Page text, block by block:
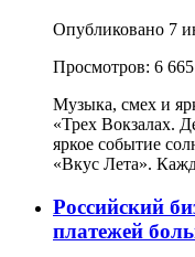
Опубликовано 7
Просмотров: 6 665
Музыка, смех и
«Трех Вокзалах.
яркое событие
«Вкус Лета».
Российский
платежей